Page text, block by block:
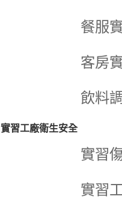
餐服
客房
飲料
實習工廠衛生安全
實習
實習